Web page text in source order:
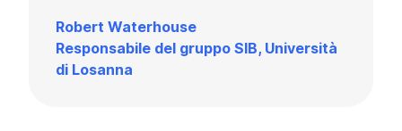
Robert Waterhouse
Responsabile del gruppo SIB, Università
di Losanna